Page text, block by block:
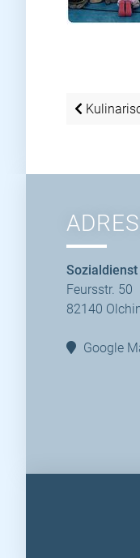
Sozialdienst
Feursstr. 50
82140
Google